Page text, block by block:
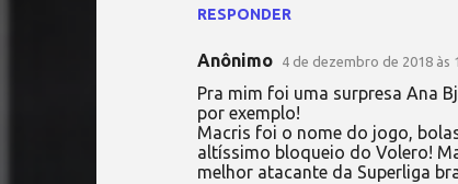
RESPONDER
Anônimo 4 de dezembro de 2018 às
Pra mim foi uma surpresa Ana
por exemplo!
Macris foi o nome do jogo,
altíssimo bloqueio do Volero!
melhor atacante da Superliga